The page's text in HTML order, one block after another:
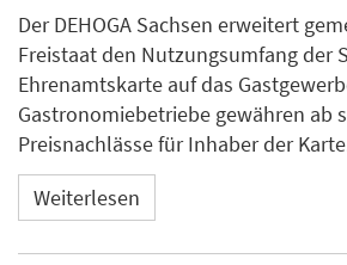
Der DEHOGA Sachsen erweitert
Freistaat den Nutzungsumfang der
Ehrenamtskarte auf das
Gastronomiebetriebe gewähren ab
Preisnachlässe für Inhaber der
Weiterlesen